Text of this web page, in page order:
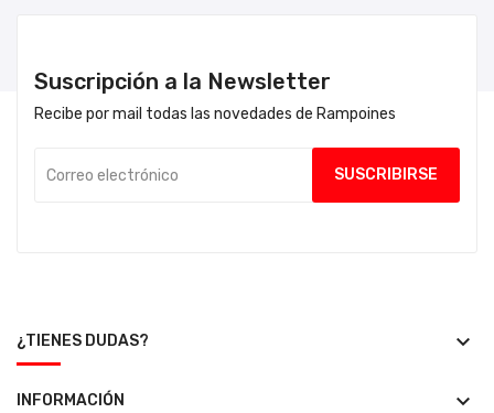
Suscripción a la Newsletter
Recibe por mail todas las novedades de Rampoines
¿TIENES DUDAS? keyboard_arrow_down
INFORMACIÓN keyboard_arrow_down